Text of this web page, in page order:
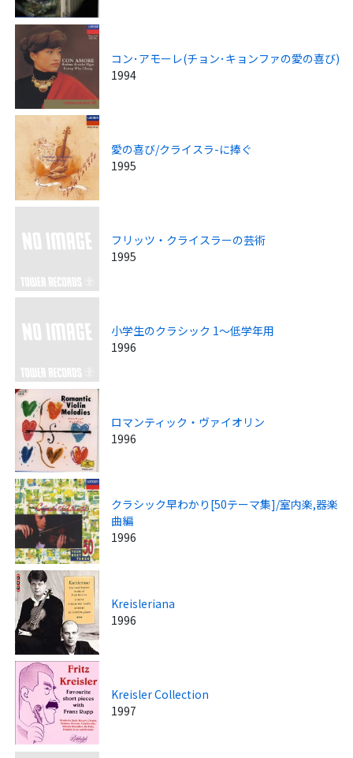
コン･アモーレ(チョン･キョンファの愛の喜び)
1994
愛の喜び/クライスラ-に捧ぐ
1995
フリッツ・クライスラーの芸術
1995
小学生のクラシック 1～低学年用
1996
ロマンティック・ヴァイオリン
1996
クラシック早わかり[50テーマ集]/室内楽,器楽
曲編
1996
Kreisleriana
1996
Kreisler Collection
1997